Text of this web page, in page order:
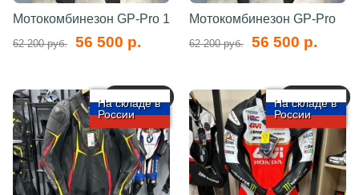
Мотокомбинезон GP-Pro 1
62 200 руб. 56 500 р.
Мотокомбинезон GP-Pro
62 200 руб. 56 500 р.
На складе в
России
На складе в
России